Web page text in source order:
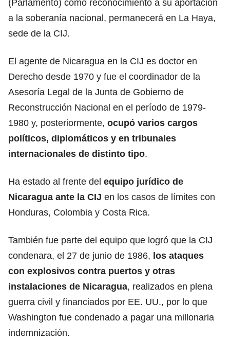
(Parlamento) como reconocimiento a su aportación
a la soberanía nacional, permanecerá en La Haya,
sede de la CIJ.
El agente de Nicaragua en la CIJ es doctor en
Derecho desde 1970 y fue el coordinador de la
Asesoría Legal de la Junta de Gobierno de
Reconstrucción Nacional en el período de 1979-
1980 y, posteriormente, ocupó varios cargos
políticos, diplomáticos y en tribunales
internacionales de distinto tipo.
Ha estado al frente del equipo jurídico de
Nicaragua ante la CIJ en los casos de límites con
Honduras, Colombia y Costa Rica.
También fue parte del equipo que logró que la CIJ
condenara, el 27 de junio de 1986, los ataques
con explosivos contra puertos y otras
instalaciones de Nicaragua, realizados en plena
guerra civil y financiados por EE. UU., por lo que
Washington fue condenado a pagar una millonaria
indemnización.